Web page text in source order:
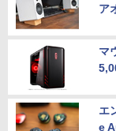
ア
マ
エ
e